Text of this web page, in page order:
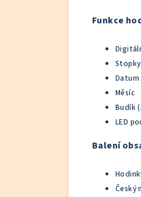
Funkce
Datum
Měsíc
Budík
LED
Balení
Český